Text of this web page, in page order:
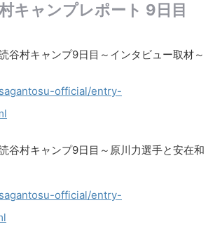
キャンプレポート 9日目
谷村キャンプ9日目～インタビュー取材～​
official/entry-
谷村キャンプ9日目～原川力選手と安在和
official/entry-